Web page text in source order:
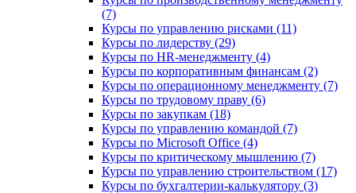
(7)
Курсы по управлению рисками (11)
Курсы по лидерству (29)
Курсы по HR-менеджменту (4)
Курсы по корпоративным финансам (2)
Курсы по операционному менеджменту (7)
Курсы по трудовому праву (6)
Курсы по закупкам (18)
Курсы по управлению командой (7)
Курсы по Microsoft Office (4)
Курсы по критическому мышлению (7)
Курсы по управлению строительством (17)
Курсы по бухгалтерии-калькулятору (3)